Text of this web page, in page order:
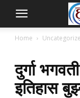
Home
दुर्गा
इतिहास